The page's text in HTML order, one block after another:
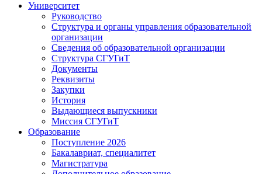
Университет
Руководство
Структура и органы управления образовательной
организации
Сведения об образовательной организации
Структура СГУГиТ
Документы
Реквизиты
Закупки
История
Выдающиеся выпускники
Миссия СГУГиТ
Образование
Поступление 2026
Бакалавриат, специалитет
Магистратура